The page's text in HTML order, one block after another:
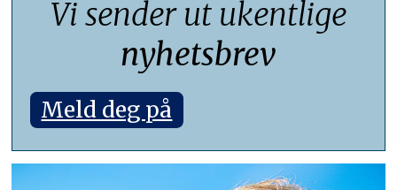
Vi sender ut ukentlige
nyhetsbrev
Meld deg på